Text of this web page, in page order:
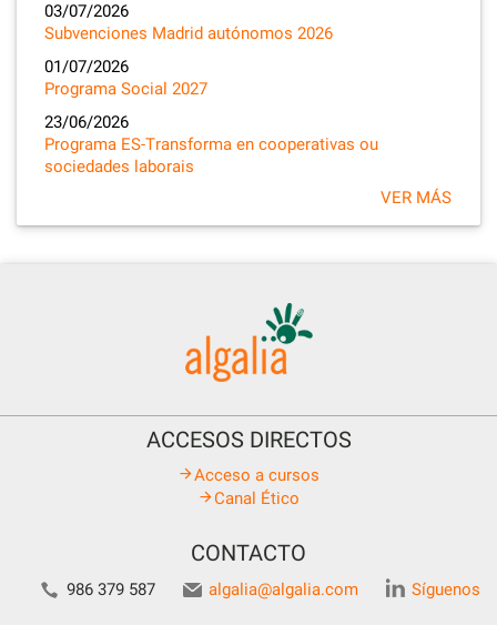
03/07/2026
Subvenciones Madrid autónomos 2026
01/07/2026
Programa Social 2027
23/06/2026
Programa ES-Transforma en cooperativas ou
sociedades laborais
VER MÁS
ACCESOS DIRECTOS
Acceso a cursos
Canal Ético
CONTACTO
986 379 587 algalia@algalia.com Síguenos